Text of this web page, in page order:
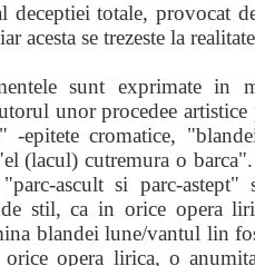
deceptiei totale, provocat
acesta se trezeste la
sunt exprimate in
unor procedee
-epitete cromatice,
(lacul) cutremura o
ascult si parc-
stil, ca in orice opera
blandei lune/vantul lin
opera lirica, o